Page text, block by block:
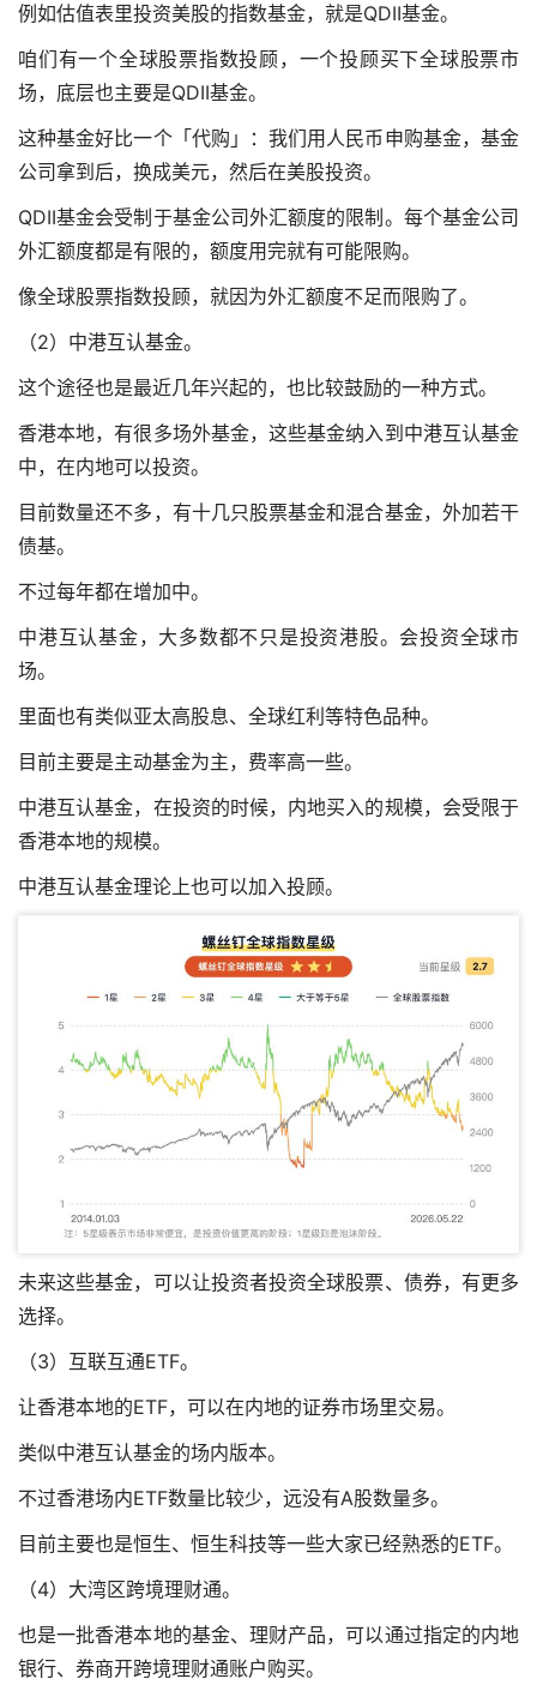
例如估值表里投资美股的指数基金，就是QDII基金。
咱们有一个全球股票指数投顾，一个投顾买下全球股票市
场，底层也主要是QDII基金。
这种基金好比一个「代购」：我们用人民币申购基金，基金
公司拿到后，换成美元，然后在美股投资。
QDII基金会受制于基金公司外汇额度的限制。每个基金公司
外汇额度都是有限的，额度用完就有可能限购。
像全球股票指数投顾，就因为外汇额度不足而限购了。
（2）中港互认基金。
这个途径也是最近几年兴起的，也比较鼓励的一种方式。
香港本地，有很多场外基金，这些基金纳入到中港互认基金
中，在内地可以投资。
目前数量还不多，有十几只股票基金和混合基金，外加若干
债基。
不过每年都在增加中。
中港互认基金，大多数都不只是投资港股。会投资全球市
场。
里面也有类似亚太高股息、全球红利等特色品种。
目前主要是主动基金为主，费率高一些。
中港互认基金，在投资的时候，内地买入的规模，会受限于
香港本地的规模。
中港互认基金理论上也可以加入投顾。
未来这些基金，可以让投资者投资全球股票、债券，有更多
选择。
（3）互联互通ETF。
让香港本地的ETF，可以在内地的证券市场里交易。
类似中港互认基金的场内版本。
不过香港场内ETF数量比较少，远没有A股数量多。
目前主要也是恒生、恒生科技等一些大家已经熟悉的ETF。
（4）大湾区跨境理财通。
也是一批香港本地的基金、理财产品，可以通过指定的内地
银行、券商开跨境理财通账户购买。